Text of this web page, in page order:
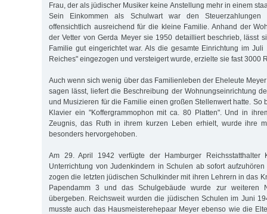
Frau, der als jüdischer Musiker keine Anstellung mehr in einem
Sein Einkommen als Schulwart war den Steuerzahlungen
offensichtlich ausreichend für die kleine Familie. Anhand der
der Vetter von Gerda Meyer sie 1950 detailliert beschrieb, lässt
Familie gut eingerichtet war. Als die gesamte Einrichtung im Juli
Reiches" eingezogen und versteigert wurde, erzielte sie fast 3000
Auch wenn sich wenig über das Familienleben der Eheleute
sagen lässt, liefert die Beschreibung der Wohnungseinrichtung
und Musizieren für die Familie einen großen Stellenwert hatte. So
Klavier ein "Koffergrammophon mit ca. 80 Platten". Und in
Zeugnis, das Ruth in ihrem kurzen Leben erhielt, wurde ihre
besonders hervorgehoben.
Am 29. April 1942 verfügte der Hamburger Reichsstatthalter
Unterrichtung von Judenkindern in Schulen ab sofort
zogen die letzten jüdischen Schulkinder mit ihren Lehrern in das
Papendamm 3 und das Schulgebäude wurde zur weiteren
übergeben. Reichsweit wurden die jüdischen Schulen im Juni
musste auch das Hausmeisterehepaar Meyer ebenso wie die